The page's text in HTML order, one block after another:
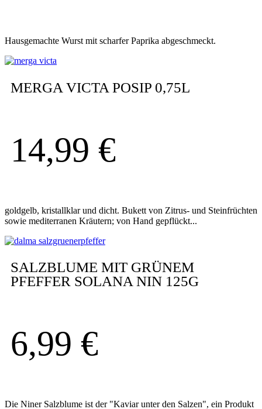
Hausgemachte Wurst mit scharfer Paprika abgeschmeckt.
MERGA VICTA POSIP 0,75L
14,99 €
goldgelb, kristallklar und dicht. Bukett von Zitrus- und Steinfrüchten
sowie mediterranen Kräutern; von Hand gepflückt...
SALZBLUME MIT GRÜNEM
PFEFFER SOLANA NIN 125G
6,99 €
Die Niner Salzblume ist der "Kaviar unter den Salzen", ein Produkt